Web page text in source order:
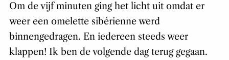
Om de vijf minuten ging het licht uit omdat er
weer een omelette sibérienne werd
binnengedragen. En iedereen steeds weer
klappen! Ik ben de volgende dag terug gegaan.